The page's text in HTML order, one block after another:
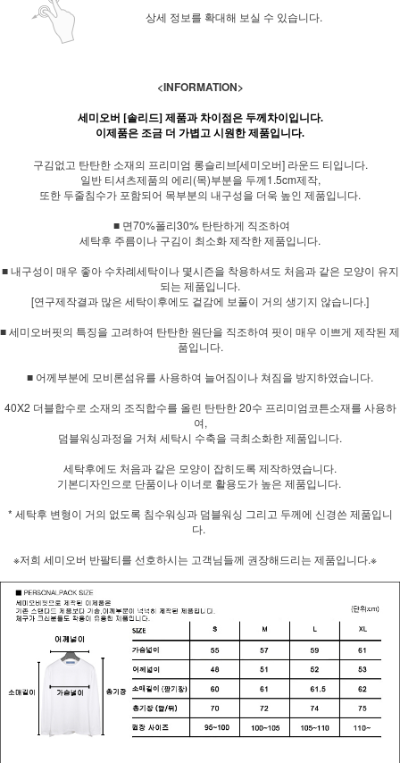
상세 정보를 확대해 보실 수 있습니다.
<INFORMATION>
세미오버 [솔리드] 제품과 차이점은 두께차이입니다.
이제품은 조금 더 가볍고 시원한 제품입니다.
구김없고 탄탄한 소재의 프리미엄 롱슬리브[세미오버] 라운드 티입니다.
일반 티셔츠제품의 에리(목)부분을 두께1.5cm제작,
또한 두줄침수가 포함되어 목부분의 내구성을 더욱 높인 제품입니다.
■ 면70%폴리30% 탄탄하게 직조하여
세탁후 주름이나 구김이 최소화 제작한 제품입니다.
■ 내구성이 매우 좋아 수차례세탁이나 몇시즌을 착용하셔도 처음과 같은 모양이 유지
되는 제품입니다.
[연구제작결과 많은 세탁이후에도 겉감에 보풀이 거의 생기지 않습니다.]
■ 세미오버핏의 특징을 고려하여 탄탄한 원단을 직조하여 핏이 매우 이쁘게 제작된 제
품입니다.
■ 어께부분에 모비론섬유를 사용하여 늘어짐이나 쳐짐을 방지하였습니다.
40X2 더블합수로 소재의 조직합수를 올린 탄탄한 20수 프리미엄코튼소재를 사용하
여,
덤블워싱과정을 거쳐 세탁시 수축을 극최소화한 제품입니다.
세탁후에도 처음과 같은 모양이 잡히도록 제작하였습니다.
기본디자인으로 단품이나 이너로 활용도가 높은 제품입니다.
* 세탁후 변형이 거의 없도록 침수워싱과 덤블워싱 그리고 두께에 신경쓴 제품입니
다.
※저희 세미오버 반팔티를 선호하시는 고객님들께 권장해드리는 제품입니다.※